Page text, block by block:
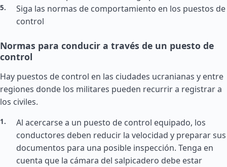
Siga las normas de comportamiento en los puestos de
control
Normas para conducir a través de un puesto de
control
Hay puestos de control en las ciudades ucranianas y entre
regiones donde los militares pueden recurrir a registrar a
los civiles.
Al acercarse a un puesto de control equipado, los
conductores deben reducir la velocidad y preparar sus
documentos para una posible inspección. Tenga en
cuenta que la cámara del salpicadero debe estar